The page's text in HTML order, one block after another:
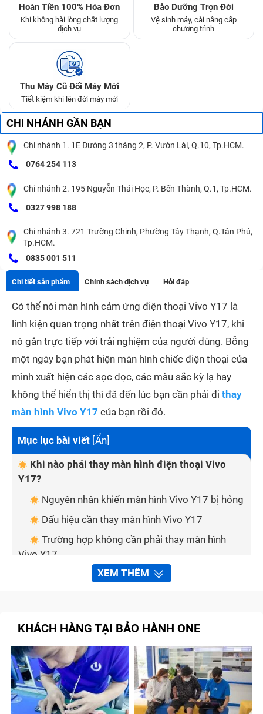
Hoàn Tiền 100% Hóa Đơn
Khi không hài lòng chất lượng
dịch vụ
Bảo Dưỡng Trọn Đời
Vệ sinh máy, cài nâng cấp
chương trình
Thu Máy Cũ Đổi Máy Mới
Tiết kiệm khi lên đời máy mới
CHI NHÁNH GẦN BẠN
Chi nhánh 1. 1E Đường 3 tháng 2, P. Vườn Lài, Q.10, Tp.HCM.
0764 254 113
Chi nhánh 2. 195 Nguyễn Thái Học, P. Bến Thành, Q.1, Tp.HCM.
0327 998 188
Chi nhánh 3. 721 Trường Chinh, Phường Tây Thạnh, Q.Tân Phú,
Tp.HCM.
0835 001 511
Chi tiết sản phẩm Chính sách dịch vụ Hỏi đáp
Có thể nói màn hình cảm ứng điện thoại Vivo Y17 là
linh kiện quan trọng nhất trên điện thoại Vivo Y17, khi
nó gắn trực tiếp với trải nghiệm của người dùng. Bỗng
một ngày bạn phát hiện màn hình chiếc điện thoại của
mình xuất hiện các sọc dọc, các màu sắc kỳ lạ hay
không thể hiển thị thì đã đến lúc bạn cần phải đi thay
màn hình Vivo Y17 của bạn rồi đó.
Mục lục bài viết [Ẩn]
Khi nào phải thay màn hình điện thoại Vivo
Y17?
Nguyên nhân khiến màn hình Vivo Y17 bị hỏng
Dấu hiệu cần thay màn hình Vivo Y17
Trường hợp không cần phải thay màn hình
Vivo Y17
Cách phân biệt màn hình chính hãng với màn
cảm ứng:
Bảo hành one thay màn hình Vivo Y17 nhanh
chóng, chất lượng
Quy trình sửa chữa, thay màn hình Vivo Y17 tại
Bảo Hành One
XEM THÊM
KHÁCH HÀNG TẠI BẢO HÀNH ONE